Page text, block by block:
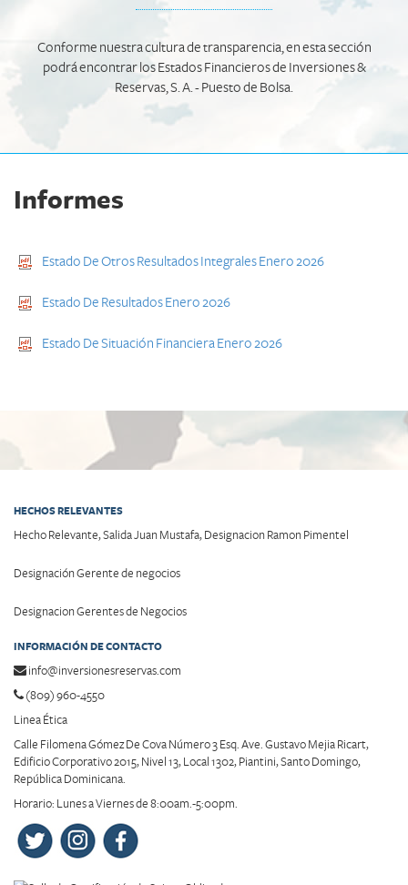
Conforme nuestra cultura de transparencia, en esta sección
podrá encontrar los Estados Financieros de Inversiones &
Reservas, S. A. - Puesto de Bolsa.
Informes
Estado De Otros Resultados Integrales Enero 2026
Estado De Resultados Enero 2026
Estado De Situación Financiera Enero 2026
HECHOS RELEVANTES
Hecho Relevante, Salida Juan Mustafa, Designacion Ramon Pimentel
Designación Gerente de negocios
Designacion Gerentes de Negocios
INFORMACIÓN DE CONTACTO
info@inversionesreservas.com
(809) 960-4550
Linea Ética
Calle Filomena Gómez De Cova Número 3 Esq. Ave. Gustavo Mejia Ricart,
Edificio Corporativo 2015, Nivel 13, Local 1302, Piantini, Santo Domingo,
República Dominicana.
Horario: Lunes a Viernes de 8:00am.-5:00pm.